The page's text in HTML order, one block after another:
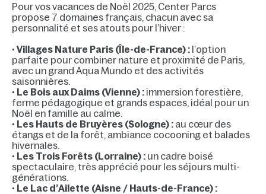
Pour vos vacances de Noël 2025, Center Parcs
propose 7 domaines français, chacun avec sa
personnalité et ses atouts pour l’hiver :
•Villages Nature Paris (Île-de-France) : l’option
parfaite pour combiner nature et proximité de Paris,
avec un grand Aqua Mundo et des activités
saisonnières.
• Le Bois aux Daims (Vienne) : immersion forestière,
ferme pédagogique et grands espaces, idéal pour un
Noël en famille au calme.
• Les Hauts de Bruyères (Sologne) : au cœur des
étangs et de la forêt, ambiance cocooning et balades
hivernales.
• Les Trois Forêts (Lorraine) : un cadre boisé
spectaculaire, très apprécié pour les séjours multi-
générations.
• Le Lac d’Ailette (Aisne / Hauts-de-France) :